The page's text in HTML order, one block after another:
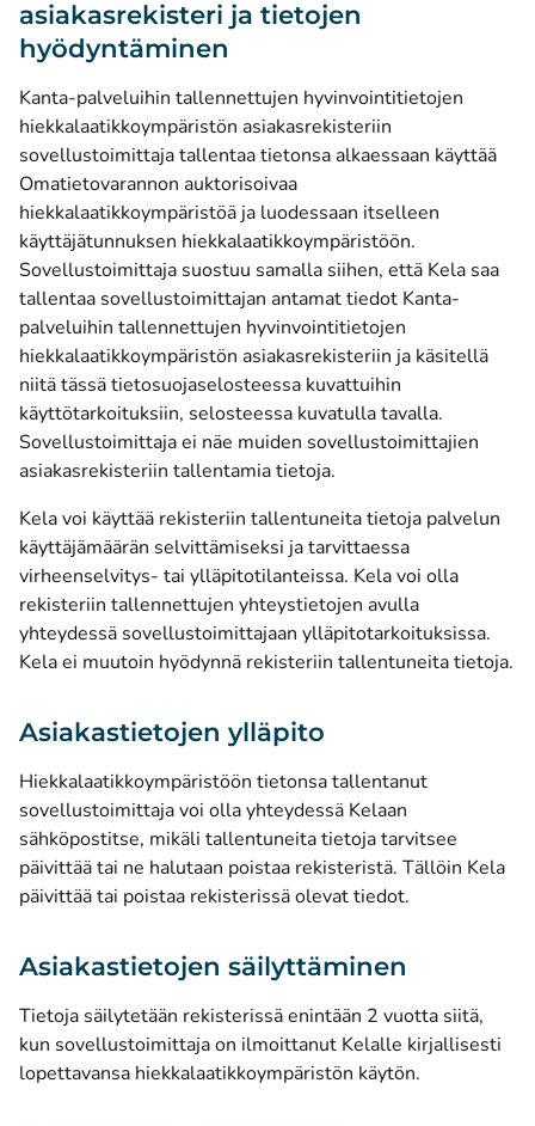
asiakasrekisteri ja tietojen
hyödyntäminen
Kanta-palveluihin tallennettujen hyvinvointitietojen
hiekkalaatikkoympäristön asiakasrekisteriin
sovellustoimittaja tallentaa tietonsa alkaessaan käyttää
Omatietovarannon auktorisoivaa
hiekkalaatikkoympäristöä ja luodessaan itselleen
käyttäjätunnuksen hiekkalaatikkoympäristöön.
Sovellustoimittaja suostuu samalla siihen, että Kela saa
tallentaa sovellustoimittajan antamat tiedot Kanta-
palveluihin tallennettujen hyvinvointitietojen
hiekkalaatikkoympäristön asiakasrekisteriin ja käsitellä
niitä tässä tietosuojaselosteessa kuvattuihin
käyttötarkoituksiin, selosteessa kuvatulla tavalla.
Sovellustoimittaja ei näe muiden sovellustoimittajien
asiakasrekisteriin tallentamia tietoja.
Kela voi käyttää rekisteriin tallentuneita tietoja palvelun
käyttäjämäärän selvittämiseksi ja tarvittaessa
virheenselvitys- tai ylläpitotilanteissa. Kela voi olla
rekisteriin tallennettujen yhteystietojen avulla
yhteydessä sovellustoimittajaan ylläpitotarkoituksissa.
Kela ei muutoin hyödynnä rekisteriin tallentuneita tietoja.
Asiakastietojen ylläpito
Hiekkalaatikkoympäristöön tietonsa tallentanut
sovellustoimittaja voi olla yhteydessä Kelaan
sähköpostitse, mikäli tallentuneita tietoja tarvitsee
päivittää tai ne halutaan poistaa rekisteristä. Tällöin Kela
päivittää tai poistaa rekisterissä olevat tiedot.
Asiakastietojen säilyttäminen
Tietoja säilytetään rekisterissä enintään 2 vuotta siitä,
kun sovellustoimittaja on ilmoittanut Kelalle kirjallisesti
lopettavansa hiekkalaatikkoympäristön käytön.